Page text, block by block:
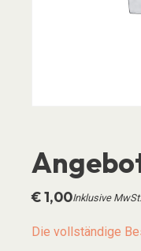
€1,00Inklusive MwSt.
Die vollständige